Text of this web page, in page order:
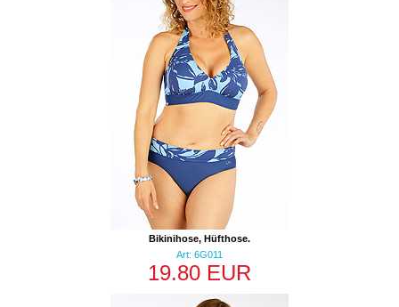
Bikinihose, Hüfthose.
Art: 6G011
19.80 EUR